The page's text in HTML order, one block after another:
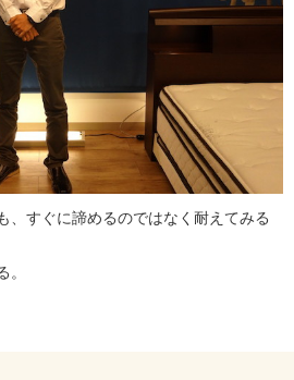
、すぐに諦めるのではなく耐えてみる
。